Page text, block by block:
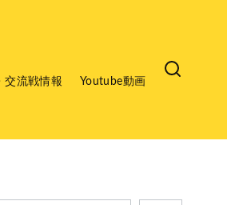
交流戦情報 Youtube動画